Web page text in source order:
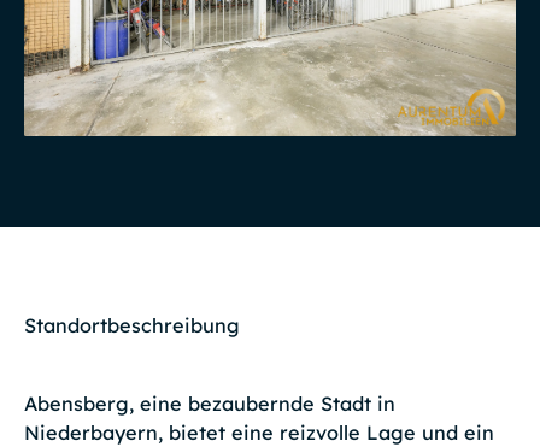
Standortbeschreibung
Abensberg, eine bezaubernde Stadt in
Niederbayern, bietet eine reizvolle Lage und ein